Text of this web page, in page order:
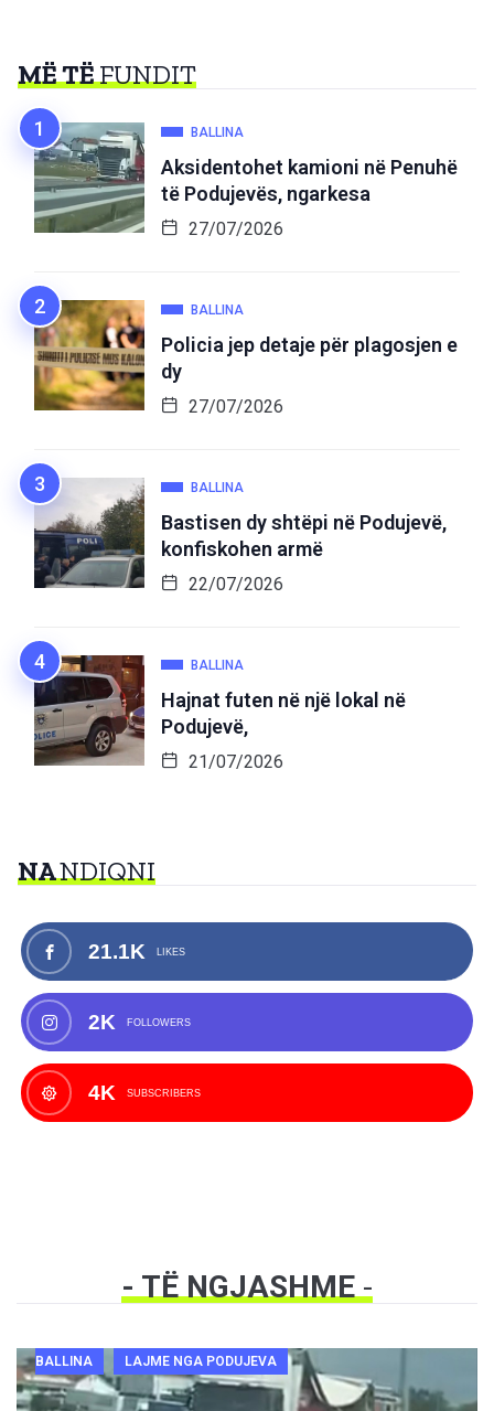
MË TËFUNDIT
BALLINA
Aksidentohet kamioni në Penuhë
të Podujevës, ngarkesa
27/07/2026
BALLINA
Policia jep detaje për plagosjen e
dy
27/07/2026
BALLINA
Bastisen dy shtëpi në Podujevë,
konfiskohen armë
22/07/2026
BALLINA
Hajnat futen në një lokal në
Podujevë,
21/07/2026
NANDIQNI
21.1K LIKES
2K FOLLOWERS
4K SUBSCRIBERS
- TË NGJASHME-
BALLINA LAJME NGA PODUJEVA